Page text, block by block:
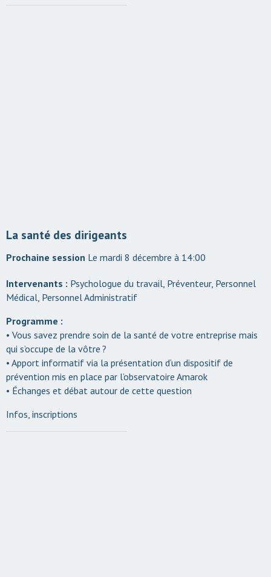
La santé des dirigeants
Le mardi 8 décembre à 14:00
Intervenants : Psychologue du travail, Préventeur, Personnel
Médical, Personnel Administratif
Programme :
• Vous savez prendre soin de la santé de votre entreprise mais
qui s’occupe de la vôtre ?
• Apport informatif via la présentation d’un dispositif de
prévention mis en place par l’observatoire Amarok
• Échanges et débat autour de cette question
Infos, inscriptions